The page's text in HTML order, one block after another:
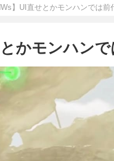
】UI直せとかモンハンでは前
とかモンハン